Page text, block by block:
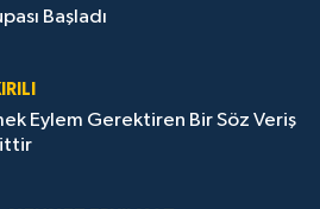
Başladı
Eylem Gerektiren Bir Söz Veriş